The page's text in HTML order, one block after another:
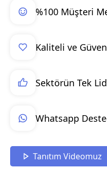
%100 Müşteri
Kaliteli ve
Sektörün Tek
Whatsapp
Tanıtım Videomuz